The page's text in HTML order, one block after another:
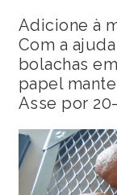
Adicione à
Com a
bolachas
papel
Asse por